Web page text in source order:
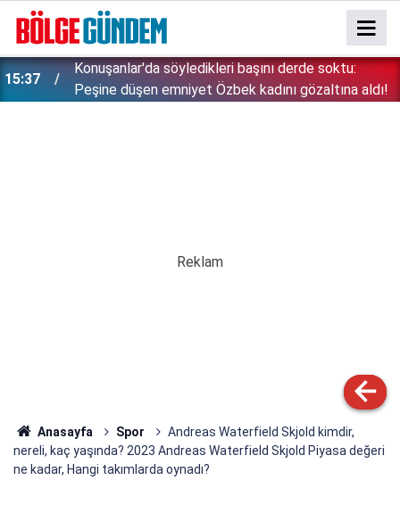
15:37
Konuşanlar'da söyledikleri başını derde soktu:
Peşine düşen emniyet Özbek kadını gözaltına aldı!
Anasayfa Spor
Andreas Waterfield Skjold kimdir,
nereli, kaç yaşında? 2023 Andreas Waterfield Skjold Piyasa değeri
ne kadar, Hangi takımlarda oynadı?